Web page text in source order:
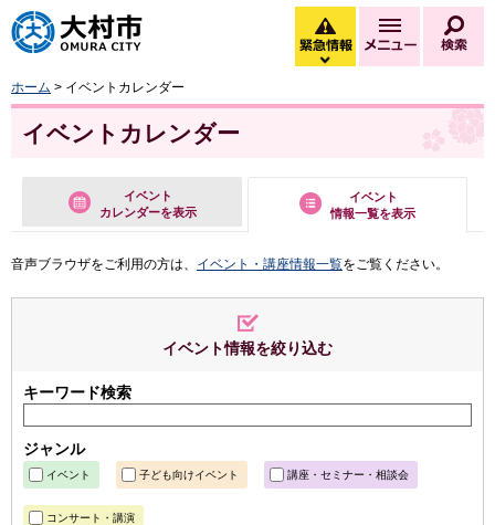
大村市
緊急情報
緊急情報を開く
メニュー
ホーム > イベントカレンダー
イベントカレンダー
イベント
カレンダーを表示
イベント
情報一覧を表示
音声ブラウザをご利用の方は、 イベント・講座情報一覧をご覧ください。
イベント情報を絞り込む
キーワード検索
ジャンル
イベント 子ども向けイベント 講座・セミナー・相談会
コンサート・講演